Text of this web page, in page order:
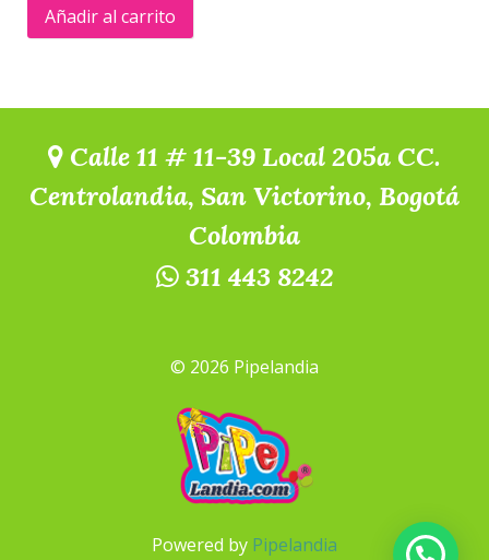
Añadir al carrito
Calle 11 # 11-39 Local 205a CC.
Centrolandia, San Victorino, Bogotá
Colombia
311 443 8242
© 2026 Pipelandia
Powered by Pipelandia